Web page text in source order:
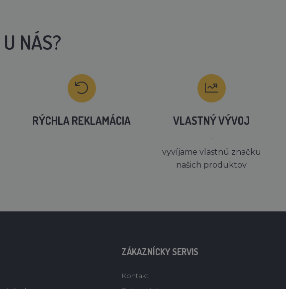
NÁS?
RÝCHLA REKLAMÁCIA VLASTNÝ VÝVOJ
´
vyvíjame vlastnú značku
našich produktov
ZÁKAZNÍCKY SERVIS
Kontakt